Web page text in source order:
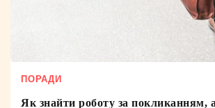
ПОРАДИ
Як знайти роботу за покликанням,